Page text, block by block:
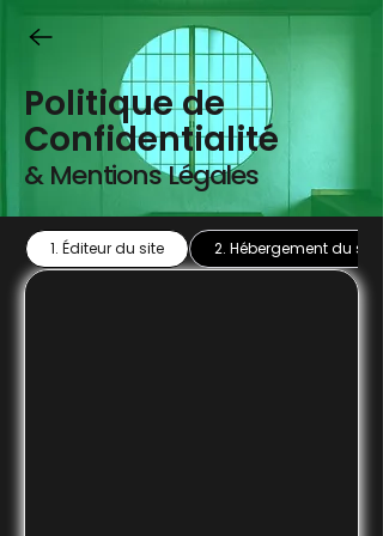
Politique de
Confidentialité
& Mentions Légales
1.⁠ ⁠Éditeur du site 2.⁠ ⁠Hébergement du site